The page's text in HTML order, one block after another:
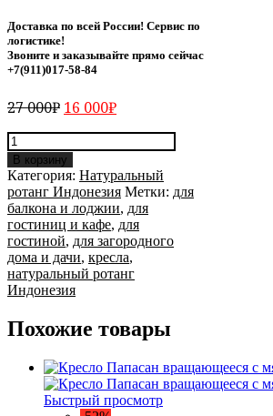
Доставка по всей России! Сервис по
логистике!
Звоните и заказывайте прямо сейчас
+7(911)017-58-84
27 000₽ 16 000₽
Количество
Кресло
плетёное
из
ротанга
с
мягкими
подушками
Мексика
В корзину
Категория: Натуральный
ротанг Индонезия Метки: для
балкона и лоджии, для
гостиниц и кафе, для
гостиной, для загородного
дома и дачи, кресла,
натуральный ротанг
Индонезия
Похожие товары
Быстрый просмотр